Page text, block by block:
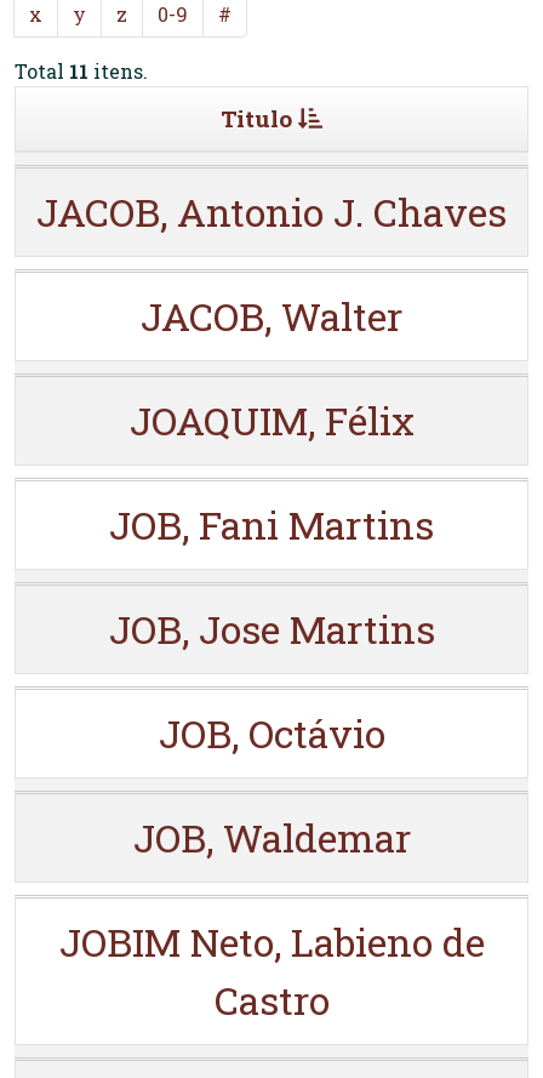
x
y z 0-9 #
Total 11 itens.
Titulo
JACOB, Antonio J. Chaves
JACOB, Walter
JOAQUIM, Félix
JOB, Fani Martins
JOB, Jose Martins
JOB, Octávio
JOB, Waldemar
JOBIM Neto, Labieno de
Castro